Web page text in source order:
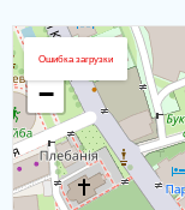
+
−
Ошибка загрузки